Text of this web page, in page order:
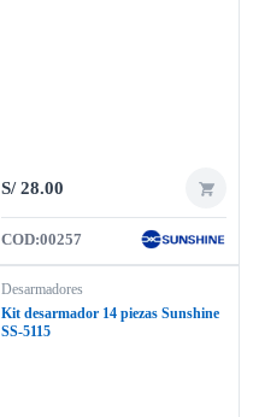
S/28.00
COD:00257
Desarmadores
Kit desarmador 14 piezas Sunshine
SS-5115